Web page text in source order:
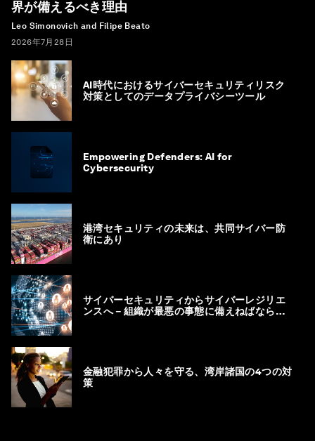
界が備えるべき理由
Leo Simonovich and Filipe Beato
2026年7月28日
AI時代におけるサイバーセキュリティリスク
対策としてのデータプライバシーツール
Empowering Defenders: AI for
Cybersecurity
港湾セキュリティの未来は、共同サイバー防
衛にあり
サイバーセキュリティからサイバーレジリエ
ンスへ－組織が最悪の事態に備えねばならな
金融犯罪から人々を守る、湾岸諸国の4つの対
策